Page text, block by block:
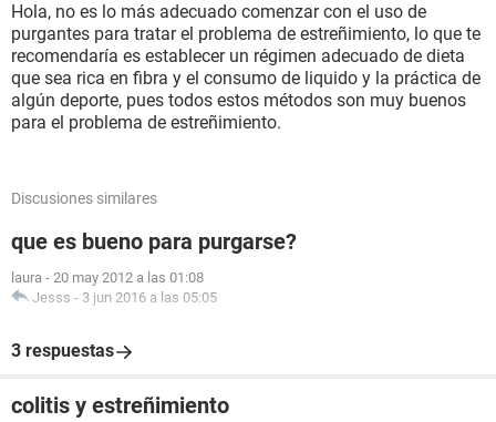
Hola, no es lo más adecuado comenzar con el uso de
purgantes para tratar el problema de estreñimiento, lo que te
recomendaría es establecer un régimen adecuado de dieta
que sea rica en fibra y el consumo de liquido y la práctica de
algún deporte, pues todos estos métodos son muy buenos
para el problema de estreñimiento.
Discusiones similares
que es bueno para purgarse?
laura - 20 may 2012 a las 01:08
Jesss - 3 jun 2016 a las 05:05
3 respuestas
colitis y estreñimiento